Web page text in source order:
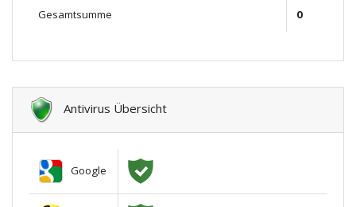
Gesamtsumme 0
Antivirus Übersicht
Google